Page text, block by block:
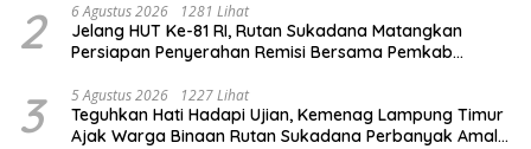
2 6 Agustus 2026 1281 Lihat
Jelang HUT Ke-81 RI, Rutan Sukadana Matangkan
Persiapan Penyerahan Remisi Bersama Pemkab
3 5 Agustus 2026 1227 Lihat
Teguhkan Hati Hadapi Ujian, Kemenag Lampung Timur
Ajak Warga Binaan Rutan Sukadana Perbanyak Amal